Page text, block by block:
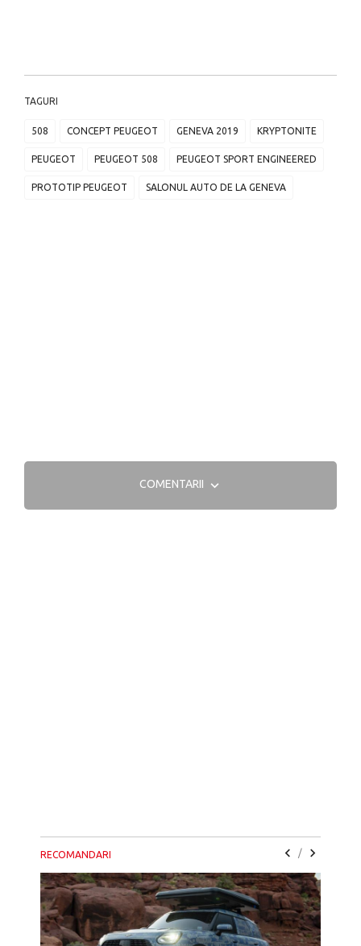
TAGURI
508 CONCEPT PEUGEOT GENEVA 2019 KRYPTONITE
PEUGEOT PEUGEOT 508 PEUGEOT SPORT ENGINEERED
PROTOTIP PEUGEOT SALONUL AUTO DE LA GENEVA
COMENTARII
RECOMANDARI /